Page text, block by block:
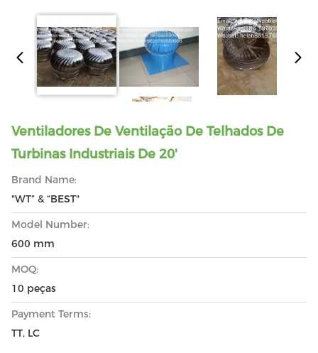
Ventiladores De Ventilação De Telhados De
Turbinas Industriais De 20'
Brand Name:
"WT” & “BEST"
Model Number:
600 mm
MOQ:
10 peças
Payment Terms:
TT, LC